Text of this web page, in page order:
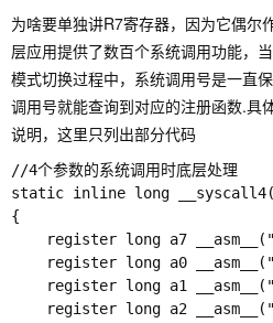
为啥要单独讲R7寄存器，因为它偶尔
层应用提供了数百个系统调用功能，
模式切换过程中，系统调用号是一直
调用号就能查询到对应的注册函数.具
说明，这里只列出部分代码
//4个参数的系统调用时底层处理
static inline long
{